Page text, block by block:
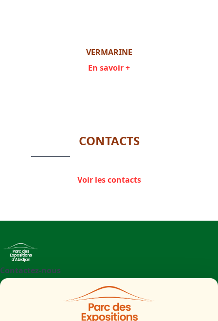
VERMARINE
En savoir +
CONTACTS
Voir les contacts
Contactez-nous
Parc des Expositions d'Abidjan - Boulevard de l'aéroport